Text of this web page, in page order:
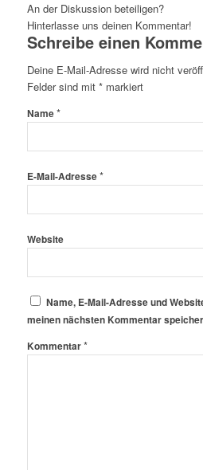
An der Diskussion beteiligen?
Hinterlasse uns deinen Kommentar!
Schreibe einen
Deine E-Mail-Adresse wird nicht
Felder sind mit *markiert
Name*
E-Mail-Adresse*
Website
Name, E-Mail-Adresse und
meinen nächsten Kommentar
Kommentar*